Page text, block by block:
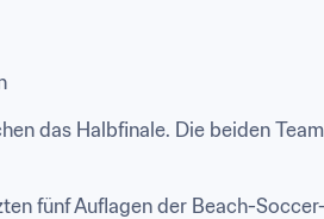
das Halbfinale. Die beiden
fünf Auflagen der Beach-